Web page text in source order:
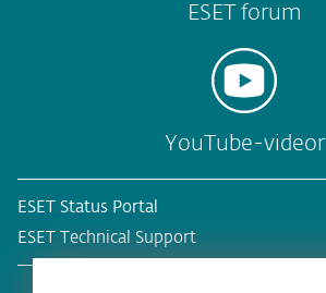
ESET forum
YouTube-videor
ESET Status Portal
ESET Technical Support